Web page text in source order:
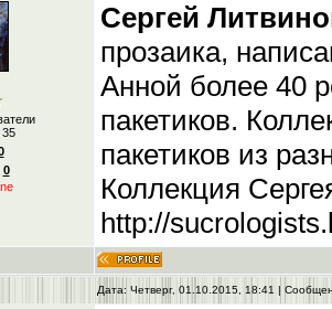
35
0
Сергей
прозаика,
Анной более 40
пакетиков.
пакетиков из
Коллекция
http://
Дата: Четверг, 01.10.2015, 18:41 |